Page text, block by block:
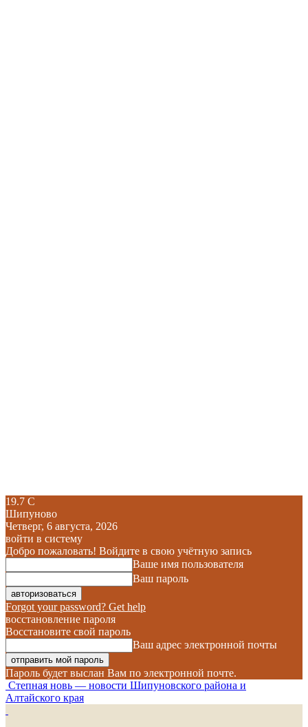
19.7 C
Шипуново
Четверг, 6 августа, 2026
войти в систему
Добро пожаловать! Войдите в свою учётную запись
Ваше имя пользователя
Ваш пароль
Forgot your password? Get help
восстановление пароля
Восстановите свой пароль
Ваш адрес электронной почты
Пароль будет выслан Вам по электронной почте.
Степная новь — новости Шипуновского района и
Алтайского края